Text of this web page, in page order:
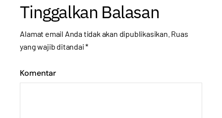
Tinggalkan Balasan
Alamat email Anda tidak akan dipublikasikan. Ruas
yang wajib ditandai*
Komentar